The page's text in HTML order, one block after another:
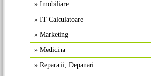
» Imobiliare
» IT Calculatoare
» Marketing
» Medicina
» Reparatii, Depanari